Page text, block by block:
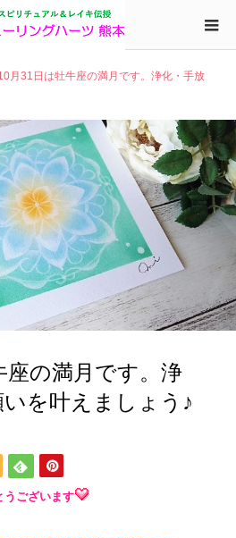
月31日は牡牛座の満月です。浄化・手放
座の満月です。浄
を叶えましょう♪
うございます